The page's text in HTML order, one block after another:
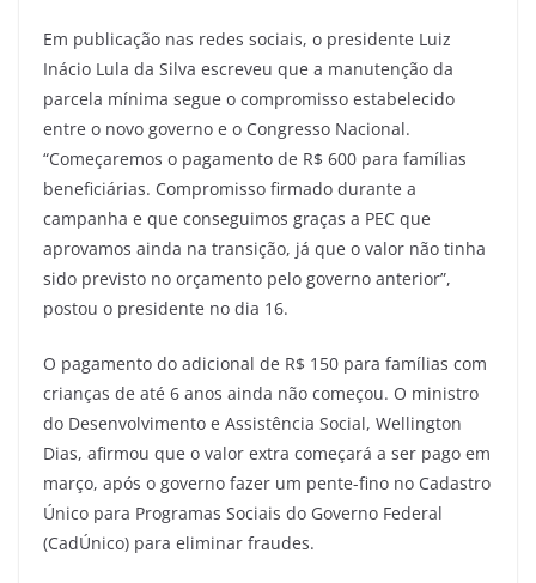
Em publicação nas redes sociais, o presidente Luiz
Inácio Lula da Silva escreveu que a manutenção da
parcela mínima segue o compromisso estabelecido
entre o novo governo e o Congresso Nacional.
“Começaremos o pagamento de R$ 600 para famílias
beneficiárias. Compromisso firmado durante a
campanha e que conseguimos graças a PEC que
aprovamos ainda na transição, já que o valor não tinha
sido previsto no orçamento pelo governo anterior”,
postou o presidente no dia 16.
O pagamento do adicional de R$ 150 para famílias com
crianças de até 6 anos ainda não começou. O ministro
do Desenvolvimento e Assistência Social, Wellington
Dias, afirmou que o valor extra começará a ser pago em
março, após o governo fazer um pente-fino no Cadastro
Único para Programas Sociais do Governo Federal
(CadÚnico) para eliminar fraudes.